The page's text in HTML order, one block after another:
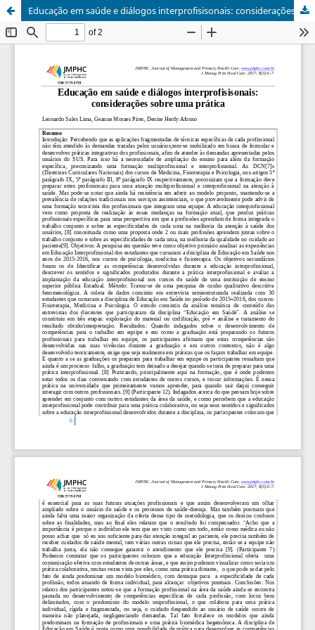
Educação em saúde e diálogos interprofisisonais: considerações sobre uma prática